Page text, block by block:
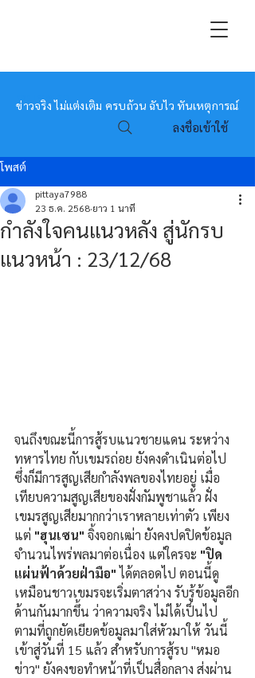
หมอข่าว
ข่าวจริง ไม่แต่งเติม ครบถ้วน ฉับไว ทันเหตุการณ์
ลงชื่อเข้าใช้
โพสต์
กำลังใจคนแนวหลัง สู่นักรบ
แนวหน้า : 23/12/68
pittaya7988
23 ธ.ค. 2568 ยาว 1 นาที
จนถึงขณะนี้การสู้รบแนวชายแดน ระหว่าง
ทหารไทย กับเขมรถ่อย ยังคงดำเนินต่อไป
ซึ่งก็มีการสูญเสียกำลังพลของไทยอยู่ เมื่อ
เทียบความสูญเสียของฝั่งกัมพูชาแล้ว ฝั่ง
เขมรสูญเสียมากกว่าเราหลายเท่าตัว เพียง
แต่ "ฮุนเซน" จิ้งจอกเฒ่า ยังคงปดปิดข้อมูล
จำนวนไพร่พลมาต่อเนื่อง แต่ใครจะ "ปิด
แผ่นฟ้าด้วยฝ่ามือ" ได้ตลอดไป ตอนนี้ดู
เหมือนชาวเขมรจะเริ่มตาสว่าง รับรู้ข้อมูลอีก
ด้านกันมากขึ้น ว่าความจริง ไม่ได้เป็นไป
ตามที่ถูกยัดเยียดข้อมูลมาใส่หัวมาให้ วันนี้
เข้าสู่วันที่ 15 แล้ว สำหรับการสู้รบ "หมอ
ข่าว" ยังคงขอทำหน้าที่เป็นสื่อกลาง ส่งผ่าน